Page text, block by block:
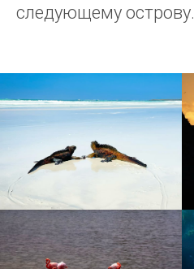
следующему острову.